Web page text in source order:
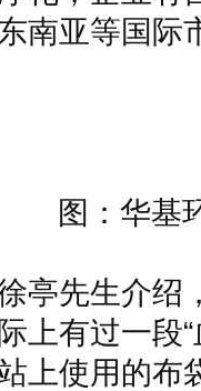
南亚等国际
图：华基
先生介绍，
上有过一段
上使用的布